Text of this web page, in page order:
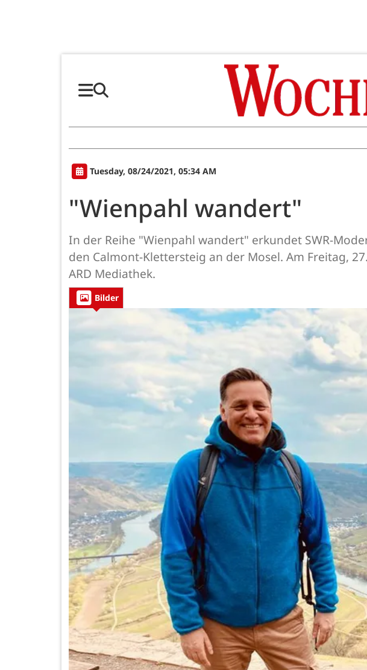
Tuesday, 08/24/2021, 05:34 AM
"Wienpahl wandert"
In der Reihe "Wienpahl wandert" erkundet SWR-
den Calmont-Klettersteig an der Mosel. Am Freitag,
ARD Mediathek.
Bilder